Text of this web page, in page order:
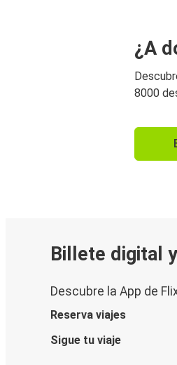
¿A
8000
Billete digital
Descubre la App de
Reserva viajes
Sigue tu viaje